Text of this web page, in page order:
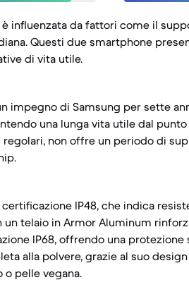
influenzata da fattori come il
Questi due smartphone
di vita utile.
impegno di Samsung per sette
una lunga vita utile dal punto
non offre un periodo di
IP48, che indica
telaio in Armor Aluminum
IP68, offrendo una
alla polvere, grazie al suo
o pelle vegana.